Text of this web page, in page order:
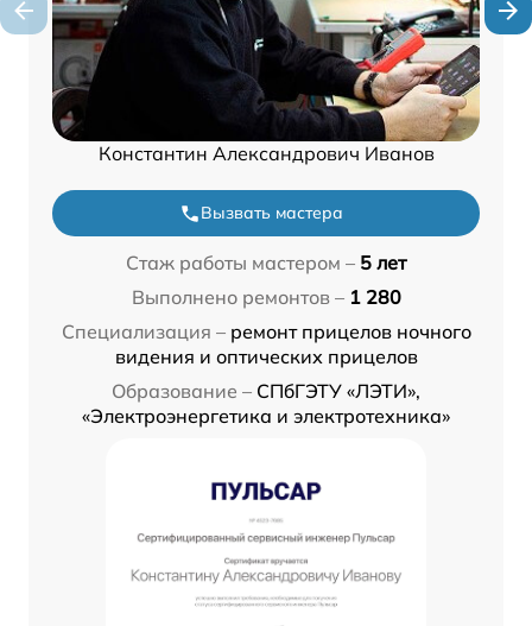
Константин Александрович Иванов
Вызвать мастера
Стаж работы мастером – 5 лет
Выполнено ремонтов – 1 280
Специализация – ремонт прицелов ночного
видения и оптических прицелов
Образование – СПбГЭТУ «ЛЭТИ»,
«Электроэнергетика и электротехника»